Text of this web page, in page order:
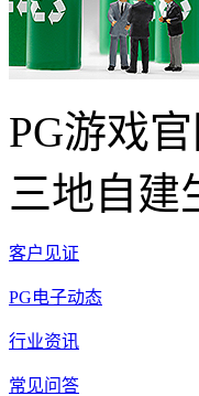
PG游戏
三地自建
客户见证
PG电子动态
行业资讯
常见问答